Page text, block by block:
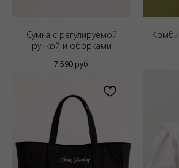
Сумка с регулируемой
ручкой и оборками
7 590 руб.